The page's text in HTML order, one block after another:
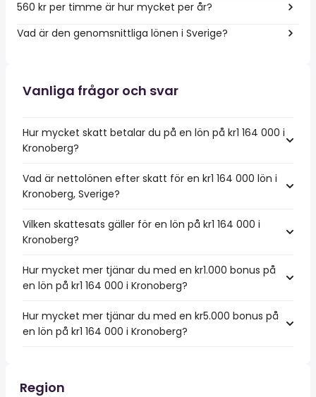
560 kr per timme är hur mycket per år?
Vad är den genomsnittliga lönen i Sverige?
Vanliga frågor och svar
Hur mycket skatt betalar du på en lön på kr1 164 000 i
Kronoberg?
Vad är nettolönen efter skatt för en kr1 164 000 lön i
Kronoberg, Sverige?
Vilken skattesats gäller för en lön på kr1 164 000 i
Kronoberg?
Hur mycket mer tjänar du med en kr1.000 bonus på
en lön på kr1 164 000 i Kronoberg?
Hur mycket mer tjänar du med en kr5.000 bonus på
en lön på kr1 164 000 i Kronoberg?
Region